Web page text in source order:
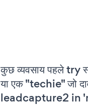
कुछ व्यवसाय पहले
या एक "techie" जो
leadcapture2 in